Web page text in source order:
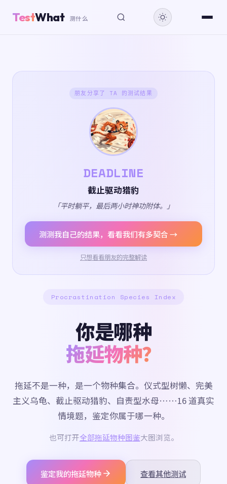
TestWhat 测什么
朋友分享了 TA 的测试结果
DEADLINE
截止驱动猎豹
「平时躺平，最后两小时神功附体。」
测测我自己的结果，看看我们有多契合 →
只想看看朋友的完整解读
Procrastination Species Index
你是哪种
拖延物种？
拖延不是一种，是一个物种集合。仪式型树懒、完美
主义乌龟、截止驱动猎豹、自责型水母……16 道真实
情境题，鉴定你属于哪一种。
也可打开全部拖延物种图鉴大图浏览。
鉴定我的拖延物种 查看其他测试